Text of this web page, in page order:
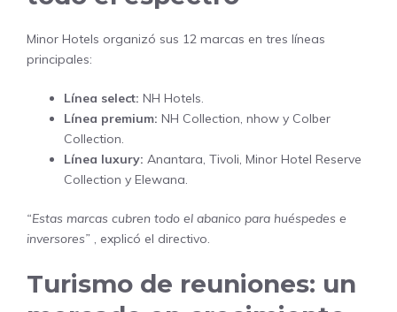
Minor Hotels organizó sus 12 marcas en tres líneas
principales:
Línea select: NH Hotels.
Línea premium: NH Collection, nhow y Colber
Collection.
Línea luxury: Anantara, Tivoli, Minor Hotel Reserve
Collection y Elewana.
“Estas marcas cubren todo el abanico para huéspedes e
inversores” , explicó el directivo.
Turismo de reuniones: un